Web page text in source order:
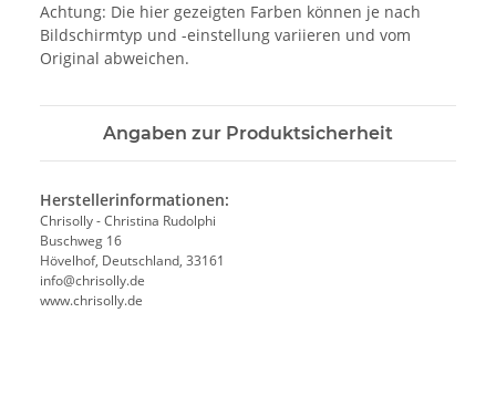
Achtung: Die hier gezeigten Farben können je nach
Bildschirmtyp und -einstellung variieren und vom
Original abweichen.
Angaben zur Produktsicherheit
Herstellerinformationen:
Chrisolly - Christina Rudolphi
Buschweg 16
Hövelhof, Deutschland, 33161
info@chrisolly.de
www.chrisolly.de